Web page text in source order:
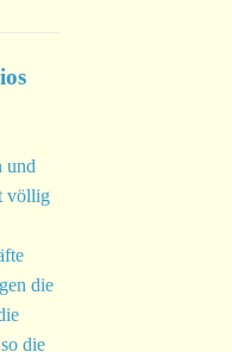
und
völlig
die
die